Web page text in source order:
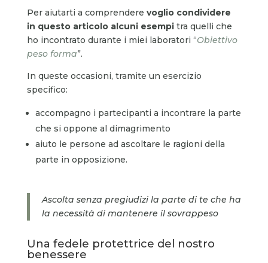
Per aiutarti a comprendere voglio condividere
in questo articolo alcuni esempitra quelli che
ho incontrato durante i miei laboratori “Obiettivo
peso forma”.
In queste occasioni, tramite un esercizio
specifico:
accompagno i partecipanti a incontrare la parte
che si oppone al dimagrimento
aiuto le persone ad ascoltare le ragioni della
parte in opposizione.
Ascolta senza pregiudizi la parte di te che ha
la necessità di mantenere il sovrappeso
Una fedele protettrice del nostro
benessere